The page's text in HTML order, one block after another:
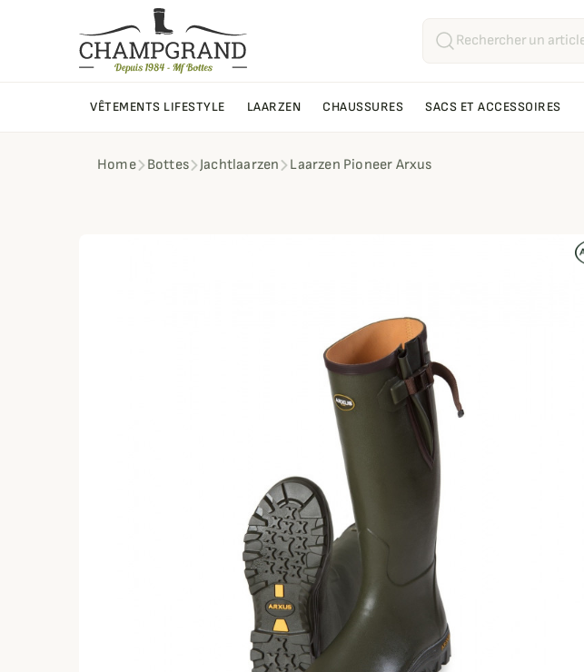
VÊTEMENTS LIFESTYLE LAARZEN CHAUSSURES SACS ET ACCESSOIRES
Home Bottes Jachtlaarzen Laarzen Pioneer Arxus